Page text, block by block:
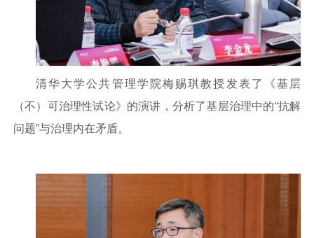
清华大学公共管理学院梅赐琪教授发表了《基层
（不）可治理性试论》的演讲，分析了基层治理中的“抗解
问题”与治理内在矛盾。